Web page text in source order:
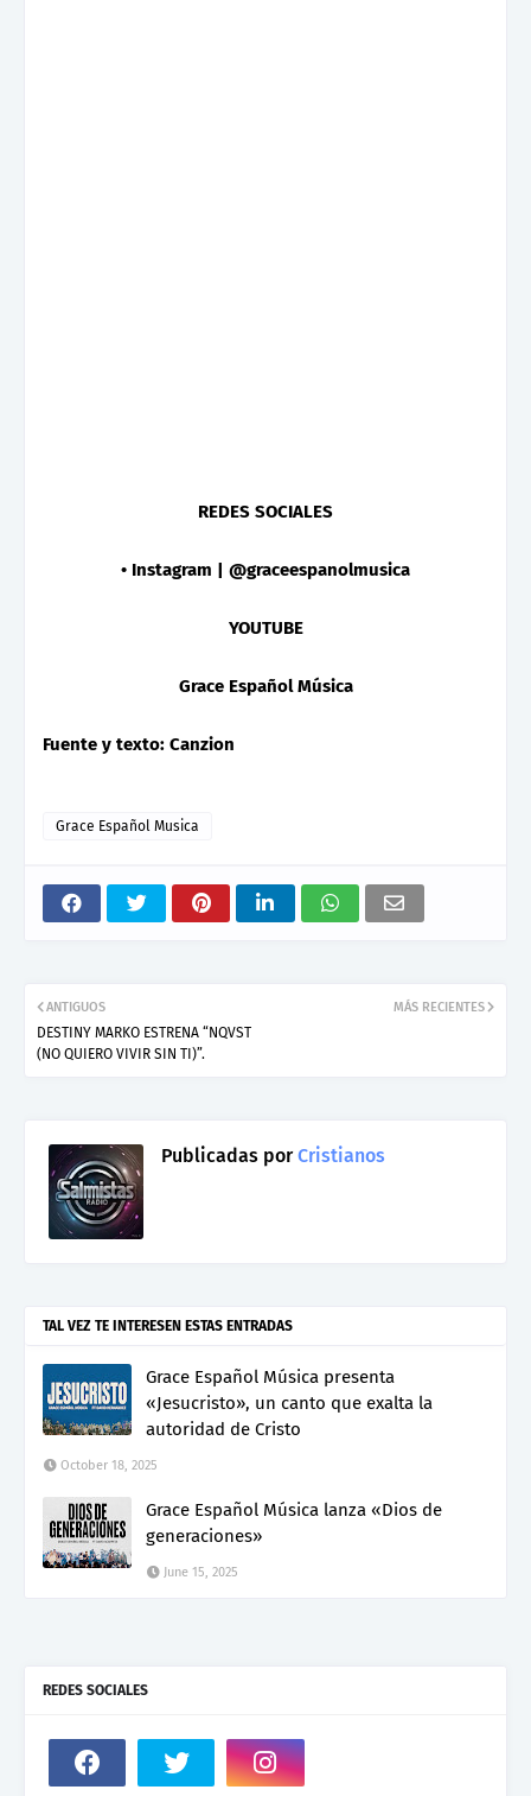
REDES SOCIALES
• Instagram | @graceespanolmusica
YOUTUBE
Grace Español Música
Fuente y texto: Canzion
Grace Español Musica
MÁS RECIENTES
ANTIGUOS
DESTINY MARKO ESTRENA “NQVST
(NO QUIERO VIVIR SIN TI)”.
Publicadas porCristianos
TAL VEZ TE INTERESEN ESTAS ENTRADAS
Grace Español Música presenta
«Jesucristo», un canto que exalta la
autoridad de Cristo
October 18, 2025
Grace Español Música lanza «Dios de
generaciones»
June 15, 2025
REDES SOCIALES